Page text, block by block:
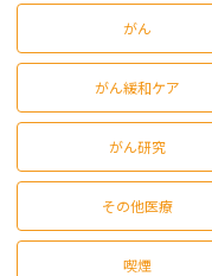
がん
がん緩和ケア
がん研究
その他医療
喫煙